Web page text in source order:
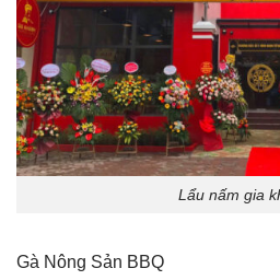
Lẩu nấm gia
Gà Nông Sản BBQ